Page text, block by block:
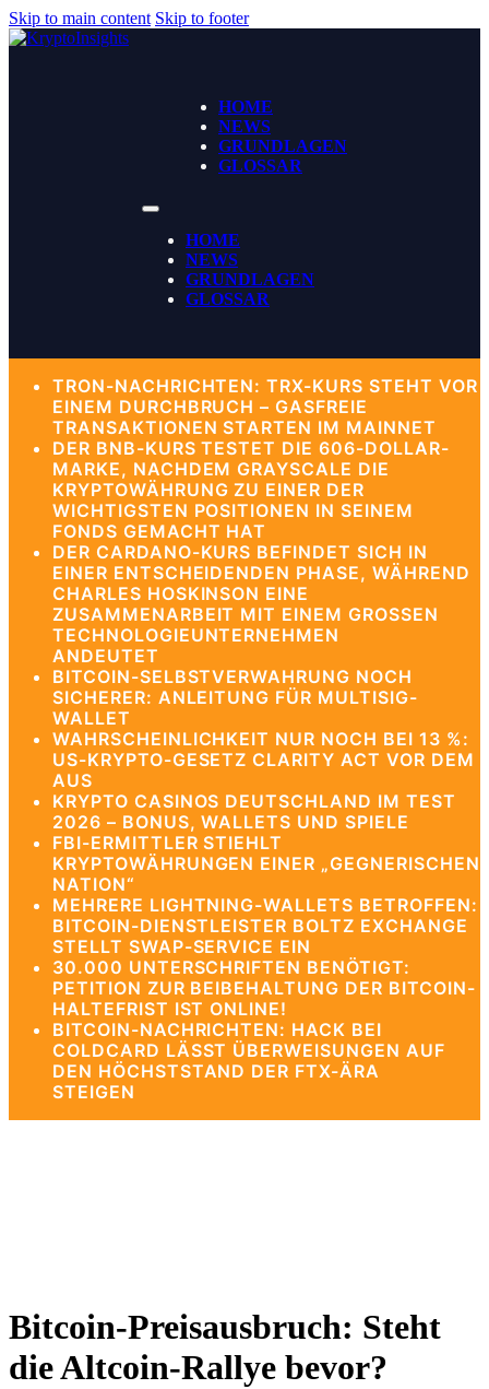
Skip to main content Skip to footer
HOME
NEWS
GRUNDLAGEN
GLOSSAR
HOME
NEWS
GRUNDLAGEN
GLOSSAR
TRON-NACHRICHTEN: TRX-KURS STEHT VOR
EINEM DURCHBRUCH – GASFREIE
TRANSAKTIONEN STARTEN IM MAINNET
DER BNB-KURS TESTET DIE 606-DOLLAR-
MARKE, NACHDEM GRAYSCALE DIE
KRYPTOWÄHRUNG ZU EINER DER
WICHTIGSTEN POSITIONEN IN SEINEM
FONDS GEMACHT HAT
DER CARDANO-KURS BEFINDET SICH IN
EINER ENTSCHEIDENDEN PHASE, WÄHREND
CHARLES HOSKINSON EINE
ZUSAMMENARBEIT MIT EINEM GROSSEN T
ECHNOLOGIEUNTERNEHMEN A
NDEUTET
BITCOIN-SELBSTVERWAHRUNG NOCH
SICHERER: ANLEITUNG FÜR MULTISIG-
WALLET
WAHRSCHEINLICHKEIT NUR NOCH BEI 13 %:
US-KRYPTO-GESETZ CLARITY ACT VOR DEM
AUS
KRYPTO CASINOS DEUTSCHLAND IM TEST
2026 – BONUS, WALLETS UND SPIELE
FBI-ERMITTLER STIEHLT
KRYPTOWÄHRUNGEN EINER „GEGNERISCHEN
NATION“
MEHRERE LIGHTNING-WALLETS BETROFFEN:
BITCOIN-DIENSTLEISTER BOLTZ EXCHANGE
STELLT SWAP-SERVICE EIN
30.000 UNTERSCHRIFTEN BENÖTIGT:
PETITION ZUR BEIBEHALTUNG DER BITCOIN-
HALTEFRIST IST ONLINE!
BITCOIN-NACHRICHTEN: HACK BEI
COLDCARD LÄSST ÜBERWEISUNGEN AUF
DEN HÖCHSTSTAND DER FTX-ÄRA
STEIGEN
Bitcoin-Preisausbruch: Steht
die Altcoin-Rallye bevor?